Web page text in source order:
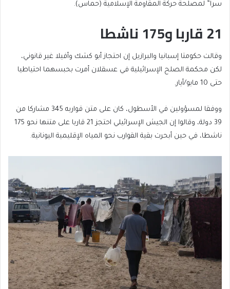
سرا” لمصلحة حركة المقاومة الإسلامية (حماس).
21 قاربا و175 ناشطا
وقالت حكومتا إسبانيا والبرازيل إن احتجاز أبو كشك وأفيلا غير قانوني،
لكن محكمة الصلح الإسرائيلية في عسقلان أمرت بحبسهما احتياطيا
حتى 10 مايو/أيار.
ووفقا لمسؤولين في الأسطول، كان على متن قواربه 345 مشاركا من
39 دولة، وقالوا إن الجيش الإسرائيلي احتجز 21 قاربا على متنها نحو 175
ناشطا، في حين أبحرت بقية القوارب نحو المياه الإقليمية اليونانية.